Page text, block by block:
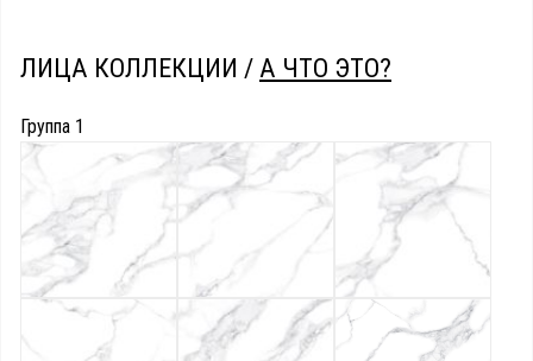
ЛИЦА КОЛЛЕКЦИИ / А ЧТО ЭТО?
Группа 1